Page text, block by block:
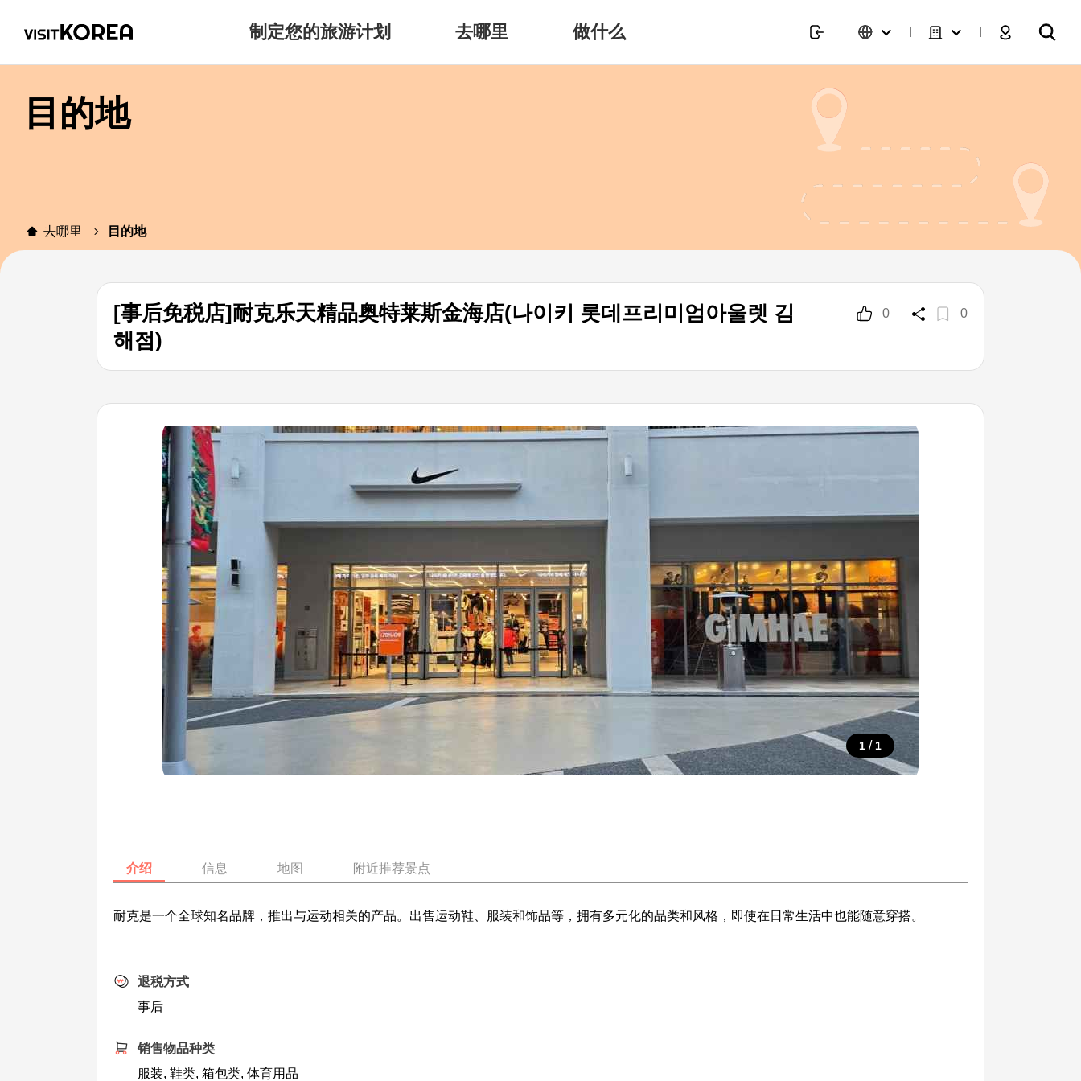
制定您的旅游计划 去哪里 做什么
目的地
去哪里 目的地
[事后免税店]耐克乐天精品奥特莱斯金海店(나이키 롯데프리미엄아울렛 김
해점)
0 0
1 / 1
介绍 信息 地图 附近推荐景点
耐克是一个全球知名品牌，推出与运动相关的产品。出售运动鞋、服装和饰品等，拥有多元化的品类和风格，即使在日常生活中也能随意穿搭。
退税方式
事后
销售物品种类
服装, 鞋类, 箱包类, 体育用品